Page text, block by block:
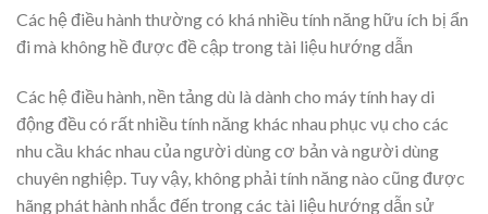
Các hệ điều hành thường có khá nhiều tính năng hữu ích bị ẩn
đi mà không hề được đề cập trong tài liệu hướng dẫn
Các hệ điều hành, nền tảng dù là dành cho máy tính hay di
động đều có rất nhiều tính năng khác nhau phục vụ cho các
nhu cầu khác nhau của người dùng cơ bản và người dùng
chuyên nghiệp. Tuy vậy, không phải tính năng nào cũng được
hãng phát hành nhắc đến trong các tài liệu hướng dẫn sử